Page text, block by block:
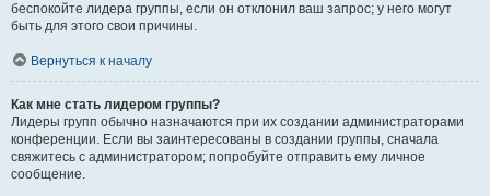
беспокойте лидера группы, если он отклонил ваш запрос; у него могут
быть для этого свои причины.
Вернуться к началу
Как мне стать лидером группы?
Лидеры групп обычно назначаются при их создании администраторами
конференции. Если вы заинтересованы в создании группы, сначала
свяжитесь с администратором; попробуйте отправить ему личное
сообщение.